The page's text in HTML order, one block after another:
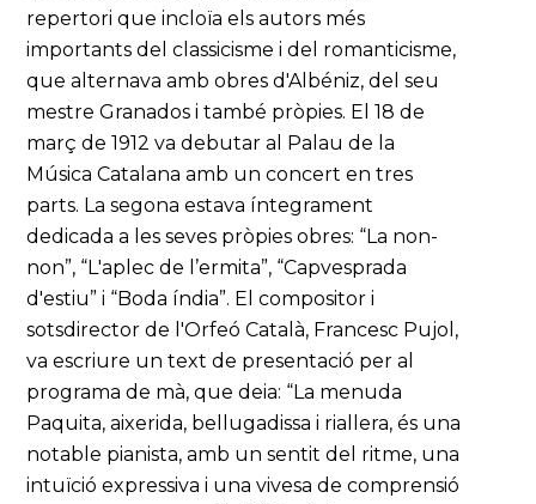
repertori que incloïa els autors més
importants del classicisme i del romanticisme,
que alternava amb obres d'Albéniz, del seu
mestre Granados i també pròpies. El 18 de
març de 1912 va debutar al Palau de la
Música Catalana amb un concert en tres
parts. La segona estava íntegrament
dedicada a les seves pròpies obres: “La non-
non”, “L'aplec de l’ermita”, “Capvesprada
d'estiu” i “Boda índia”. El compositor i
sotsdirector de l'Orfeó Català, Francesc Pujol,
va escriure un text de presentació per al
programa de mà, que deia: “La menuda
Paquita, aixerida, bellugadissa i riallera, és una
notable pianista, amb un sentit del ritme, una
intuïció expressiva i una vivesa de comprensió